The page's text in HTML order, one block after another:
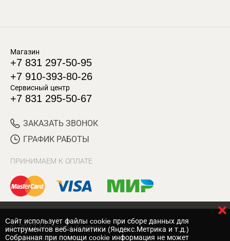
Магазин
+7 831 297-50-95
+7 910-393-80-26
Сервисный центр
+7 831 295-50-67
ЗАКАЗАТЬ ЗВОНОК
ГРАФИК РАБОТЫ
ПРИНИМАЕМ К ОПЛАТЕ
© 2017 Магазин Хозяин
Cайт использует файлы cookie при сборе данных для
инструментов веб-аналитики (Яндекс.Метрика и т.д.)
Собранная при помощи cookie информация не может